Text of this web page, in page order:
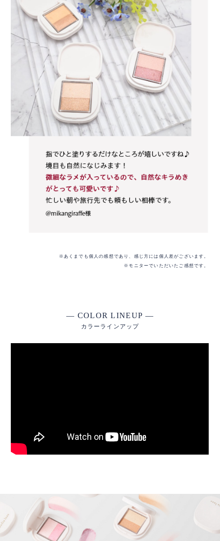
※あくまでも個人の感想であり、感じ方には個人差がございます。
※モニターでいただいたご感想です。
— COLOR LINEUP —
カラーラインアップ